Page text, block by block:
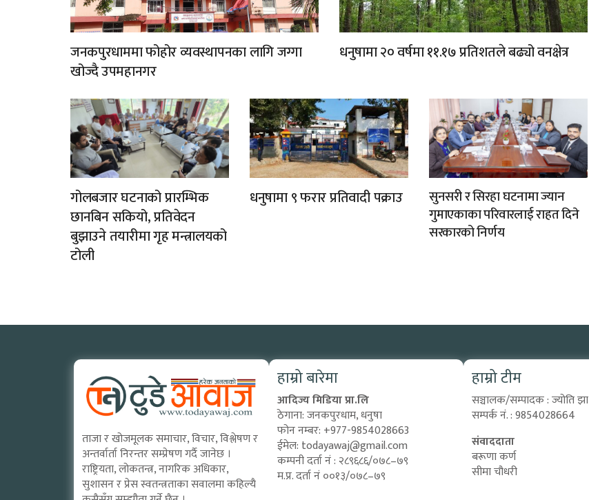
जनकपुरधाममा फोहोर व्यवस्थापनका लागि जग्गा
खोज्दै उपमहानगर
धनुषामा २० वर्षमा ११.१७ प्रतिशतले बढ्यो वनक्षेत्र
गोलबजार घटनाको प्रारम्भिक
छानबिन सकियो, प्रतिवेदन
बुझाउने तयारीमा गृह मन्त्रालयको
टोली
धनुषामा ९ फरार प्रतिवादी पक्राउ
सुनसरी र सिरहा घटनामा ज्यान
गुमाएकाका परिवारलाई राहत दिने
सरकारको निर्णय
ताजा र खोजमूलक समाचार, विचार, विश्लेषण र
अन्तर्वार्ता निरन्तर सम्प्रेषण गर्दै जानेछ ।
राष्ट्रियता, लोकतन्त्र, नागरिक अधिकार,
सुशासन र प्रेस स्वतन्त्रताका सवालमा कहिल्यै
हाम्रो बारेमा
आदिज्य मिडिया प्रा.लि
ठेगाना: जनकपुरधाम, धनुषा
फोन नम्बर: +977-9854028663
ईमेल: todayawaj@gmail.com
कम्पनी दर्ता नं : २८९६८६/०७८–७९
म.प्र. दर्ता नं ००१३/०७८–७९
हाम्रो टीम
सञ्चालक/सम्पादक : ज्योति झा
सम्पर्क नं. : 9854028664
संवाददाता
बरूणा कर्ण
सीमा चौधरी